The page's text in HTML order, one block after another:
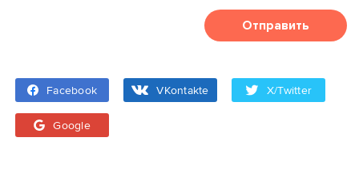
Отправить
Facebook VKontakte X/Twitter
Google